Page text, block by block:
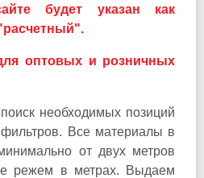
будет указан как
оптовых и розничных
необходимых позиций
Все материалы в
от двух метров
режем в метрах. Выдаем